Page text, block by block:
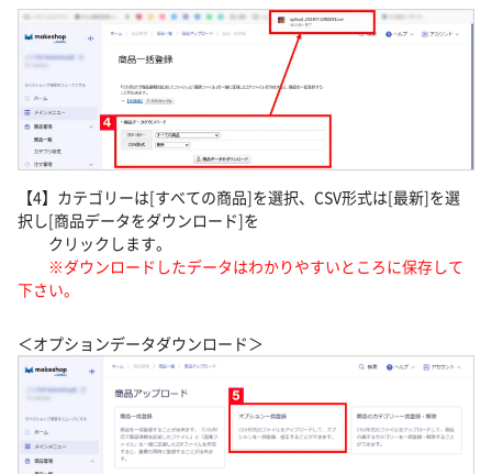
【4】カテゴリーは[すべての商品]を選択、CSV形式は[最新]を選
択し[商品データをダウンロード]を
クリックします。
※ダウンロードしたデータはわかりやすいところに保存して
下さい。
＜オプションデータダウンロード＞